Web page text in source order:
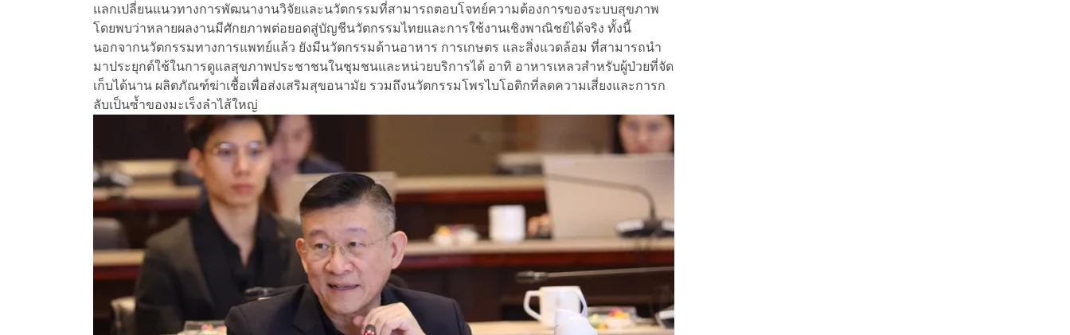
แลกเปลี่ยนแนวทางการพัฒนางานวิจัยและนวัตกรรมที่สามารถตอบโจทย์ความต้องการของระบบสุขภาพ
โดยพบว่าหลายผลงานมีศักยภาพต่อยอดสู่บัญชีนวัตกรรมไทยและการใช้งานเชิงพาณิชย์ได้จริง ทั้งนี้
นอกจากนวัตกรรมทางการแพทย์แล้ว ยังมีนวัตกรรมด้านอาหาร การเกษตร และสิ่งแวดล้อม ที่สามารถนำ
มาประยุกต์ใช้ในการดูแลสุขภาพประชาชนในชุมชนและหน่วยบริการได้ อาทิ อาหารเหลวสำหรับผู้ป่วยที่จัด
เก็บได้นาน ผลิตภัณฑ์ฆ่าเชื้อเพื่อส่งเสริมสุขอนามัย รวมถึงนวัตกรรมโพรไบโอติกที่ลดความเสี่ยงและการก
ลับเป็นซ้ำของมะเร็งลำไส้ใหญ่